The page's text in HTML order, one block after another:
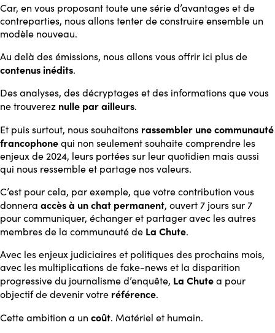
Car, en vous proposant toute une série d’avantages et de
contreparties, nous allons tenter de construire ensemble un
modèle nouveau.
Au delà des émissions, nous allons vous offrir ici plus de
contenus inédits.
Des analyses, des décryptages et des informations que vous
ne trouverez nulle par ailleurs.
Et puis surtout, nous souhaitons rassembler une communauté
francophonequi non seulement souhaite comprendre les
enjeux de 2024, leurs portées sur leur quotidien mais aussi
qui nous ressemble et partage nos valeurs.
C’est pour cela, par exemple, que votre contribution vous
donnera accès à un chat permanent, ouvert 7 jours sur 7
pour communiquer, échanger et partager avec les autres
membres de la communauté de La Chute.
Avec les enjeux judiciaires et politiques des prochains mois,
avec les multiplications de fake-news et la disparition
progressive du journalisme d’enquête, La Chutea pour
objectif de devenir votre référence.
Cette ambition a un coût. Matériel et humain.